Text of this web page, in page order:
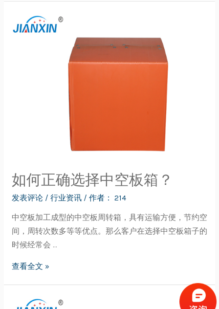
如何正确选择中空板箱？
发表评论 / 行业资讯/ 作者： 214
中空板加工成型的中空板周转箱，具有运输方便，节约空
间，周转次数多等等优点。那么客户在选择中空板箱子的
时候经常会 …
查看全文 »